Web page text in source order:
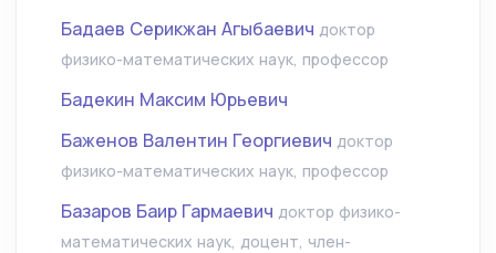
Бадаев Серикжан Агыбаевич доктор
физико-математических наук, профессор
Бадекин Максим Юрьевич
Баженов Валентин Георгиевич доктор
физико-математических наук, профессор
Базаров Баир Гармаевич доктор физико-
математических наук, доцент, член-